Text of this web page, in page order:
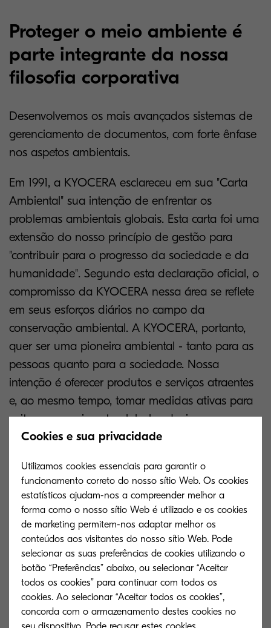
Proteger o meio ambiente é
parte integrante da nossa
filosofia corporativa
Desenvolvemos os mais avançados sistemas de
gerenciamento de documentos, com forte ênfase
nos aspetos ambientais.
Em 1991, a KYOCERA esclareceu em sua "Carta
Ambiental" sua intenção de enfrentar os
problemas ambientais globais. Esta carta foi uma
extensão do nosso princípio de gestão para
"contribuir para o progresso da sociedade e da
humanidade". Segundo esta declaração oficial, o
compromisso da KYOCERA nessa área se reflete
em seus esforços diários no campo da
conservação ambiental. A KYOCERA, portanto,
quer ser uma pioneira ambiental - tanto para as
pessoas quanto para a sociedade. Nossa
intenção é oferecer produtos e serviços atraentes
e, ao mesmo tempo, tomar medidas ativas para
evitar o aquecimento global, reduzir o
desperdício, promover a eficiência energética e
eficiente possível.
A Carta Ambiental da
KYOCERA
Vários fatores podem levar ao desperdício
durante a produção. No entanto, esse desperdício
pode ser reduzido a (quase) zero se todas as
Cookies e sua privacidade
Utilizamos cookies essenciais para garantir o
funcionamento correto do nosso sítio Web. Os cookies
estatísticos ajudam-nos a compreender melhor a
forma como o nosso sítio Web é utilizado e os cookies
de marketing permitem-nos adaptar melhor os
conteúdos aos visitantes do nosso sítio Web. Pode
selecionar as suas preferências de cookies utilizando o
botão “Preferências” abaixo, ou selecionar “Aceitar
todos os cookies” para continuar com todos os
cookies. Ao selecionar “Aceitar todos os cookies”,
concorda com o armazenamento destes cookies no